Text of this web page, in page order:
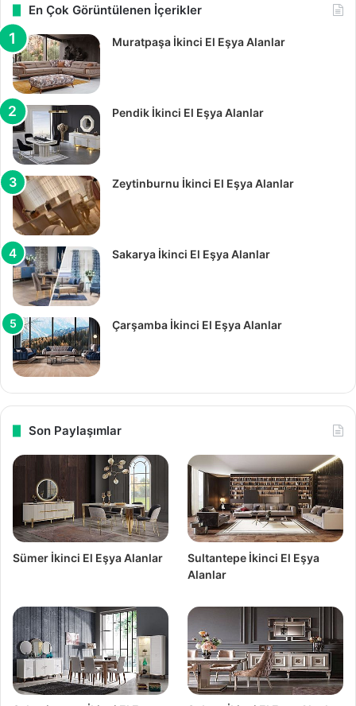
En Çok Görüntülenen İçerikler
Muratpaşa İkinci El Eşya Alanlar
Pendik İkinci El Eşya Alanlar
Zeytinburnu İkinci El Eşya Alanlar
Sakarya İkinci El Eşya Alanlar
Çarşamba İkinci El Eşya Alanlar
Son Paylaşımlar
Sümer İkinci El Eşya Alanlar
Sultantepe İkinci El Eşya
Alanlar